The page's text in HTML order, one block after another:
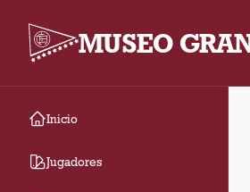
MUSEO
Inicio
Jugadores